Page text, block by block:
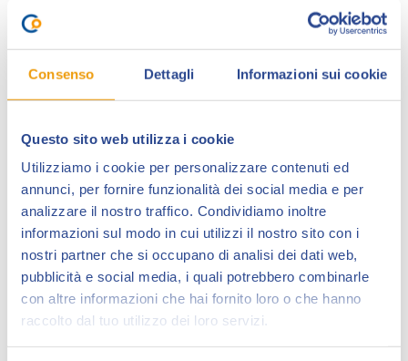
Consenso Dettagli Informazioni sui cookie
Questo sito web utilizza i cookie
Utilizziamo i cookie per personalizzare contenuti ed
annunci, per fornire funzionalità dei social media e per
analizzare il nostro traffico. Condividiamo inoltre
informazioni sul modo in cui utilizzi il nostro sito con i
nostri partner che si occupano di analisi dei dati web,
pubblicità e social media, i quali potrebbero combinarle
con altre informazioni che hai fornito loro o che hanno
raccolto dal tuo utilizzo dei loro servizi.
Sotto il nome comune diGriffinest Autoproduzioni
si sono uniti 3 autori.
Silvia Rizzo, in arte Coeleth, classe 91, si è laureata
all’ Accademia di Belle Arti di Bologna e dal 2016
frequenta attivamente le fiere del fumetto come
artista autoprodotta insieme a Marcello Locatelli e